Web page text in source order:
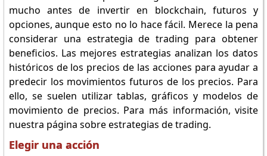
mucho antes de invertir en blockchain, futuros y
opciones, aunque esto no lo hace fácil. Merece la pena
considerar una estrategia de trading para obtener
beneficios. Las mejores estrategias analizan los datos
históricos de los precios de las acciones para ayudar a
predecir los movimientos futuros de los precios. Para
ello, se suelen utilizar tablas, gráficos y modelos de
movimiento de precios. Para más información, visite
nuestra página sobre estrategias de trading.
Elegir una acción